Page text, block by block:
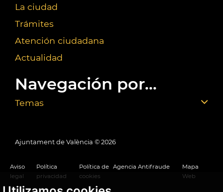
La ciudad
Trámites
Atención ciudadana
Actualidad
Navegación por...
Temas
Ajuntament de València © 2026
Aviso
legal
Política
privacidad
Política de
cookies
Agencia Antifraude
Mapa
Web